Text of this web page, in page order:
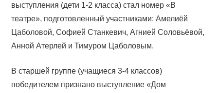
выступления (дети 1-2 класса) стал номер «В
театре», подготовленный участниками: Амелиёй
Цаболовой, Софией Станкевич, Агнией Соловьёвой,
Анной Атерлей и Тимуром Цаболовым.
В старшей группе (учащиеся 3-4 классов)
победителем признано выступление «Дом